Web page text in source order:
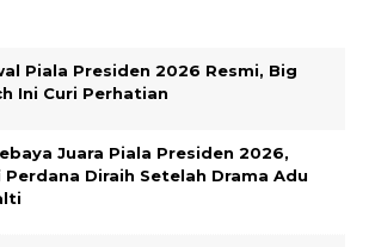
Piala Presiden 2026 Resmi, Big
Ini Curi Perhatian
Juara Piala Presiden 2026,
Perdana Diraih Setelah Drama Adu